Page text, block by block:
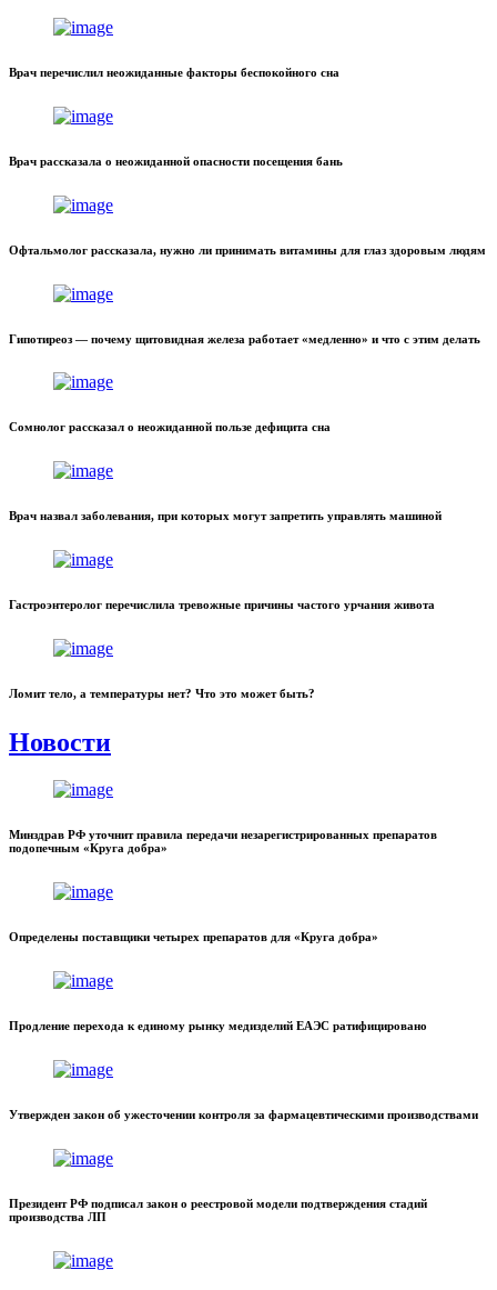
Врач перечислил неожиданные факторы беспокойного сна
Врач рассказала о неожиданной опасности посещения бань
Офтальмолог рассказала, нужно ли принимать витамины для глаз здоровым людям
Гипотиреоз — почему щитовидная железа работает «медленно» и что с этим делать
Сомнолог рассказал о неожиданной пользе дефицита сна
Врач назвал заболевания, при которых могут запретить управлять машиной
Гастроэнтеролог перечислила тревожные причины частого урчания живота
Ломит тело, а температуры нет? Что это может быть?
Новости
Минздрав РФ уточнит правила передачи незарегистрированных препаратов
подопечным «Круга добра»
Определены поставщики четырех препаратов для «Круга добра»
Продление перехода к единому рынку медизделий ЕАЭС ратифицировано
Утвержден закон об ужесточении контроля за фармацевтическими производствами
Президент РФ подписал закон о реестровой модели подтверждения стадий
производства ЛП